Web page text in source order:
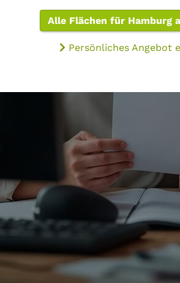
Alle Flächen für Hamburg
Persönliches Angebot